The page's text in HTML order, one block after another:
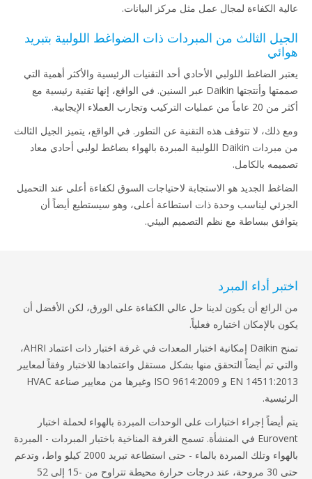
عالية الكفاءة لمجال عمل مثل مركز البيانات.
الجيل الثالث من المبردات ذات الضواغط اللولبية بتبريد
هوائي
يعتبر الضاغط اللولبي الأحادي أحد التقنيات الرئيسية والأكثر أهمية التي
صممتها وأنتجتها Daikin عبر السنين. في الواقع، إنها تقنية رئيسية مع
أكثر من 20 عاماً من عمليات التركيب وتجارب العملاء الإيجابية.
ومع ذلك، لا تتوقف هذه التقنية عن التطور. في الواقع، يتميز الجيل الثالث
من مبردات Daikin اللولبية المبردة بالهواء بضاغط لولبي أحادي معاد
تصميمه بالكامل.
الضاغط الجديد هو الاستجابة لاحتياجات السوق لكفاءة أعلى عند التحميل
الجزئي ليناسب وحدة ذات استطاعة أعلى، وهو سيستطيع أيضاً أن
يتوافق ببساطة مع نظم التصميم البيئي.
اختبر أداء المبرد
من الرائع أن يكون لدينا حل عالي الكفاءة على الورق، لكن الأفضل أن
يكون بالإمكان اختباره فعلياً.
تمنح Daikin إمكانية اختبار المعدات في غرفة اختبار ذات اعتماد AHRI،
والتي تم أيضاً التحقق منها بشكل مستقل واعتمادها للاختبار وفقاً لمعايير
EN 14511:2013 و ISO 9614:2009 وغيرها من معايير صناعة HVAC
الرئيسية.
يتم أيضاً إجراء اختبارات على الوحدات المبردة بالهواء لحملة اختبار
Eurovent في المنشأة. تسمح الغرفة المناخية باختبار المبردات - المبردة
بالهواء وتلك المبردة بالماء - حتى استطاعة تبريد 2000 كيلو واط، وتدعم
حتى 30 مروحة، عند درجات حرارة محيطة تتراوح من -15 إلى 52